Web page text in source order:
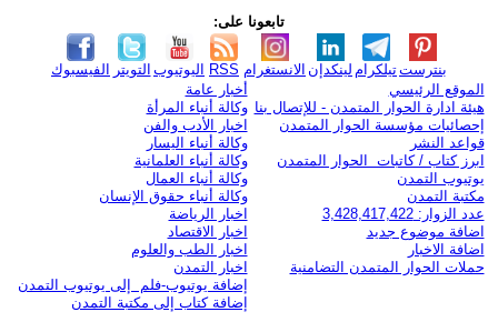
تابعونا على:
الفيسبوك التويتر اليوتيوب RSS الانستغرام لينكدإن تيلكرامبنترست
الموقع الرئيسي
هيئة ادارة الحوار المتمدن - للإتصال بنا
إحصائيات مؤسسة الحوار المتمدن
قواعد النشر
ابرز كتاب / كاتبات الحوار المتمدن
يوتيوب التمدن
مكتبة التمدن
عدد الزوار: 3,428,417,422
اضافة موضوع جديد
اضافة الاخبار
حملات الحوار المتمدن التضامنية
أخبار عامة
وكالة أنباء المرأة
اخبار الأدب والفن
وكالة أنباء اليسار
وكالة أنباء العلمانية
وكالة أنباء العمال
وكالة أنباء حقوق الإنسان
اخبار الرياضة
اخبار الاقتصاد
اخبار الطب والعلوم
اخبار التمدن
إضافة يوتيوب-فلم إلى يوتيوب التمدن
إضافة كتاب إلى مكتبة التمدن